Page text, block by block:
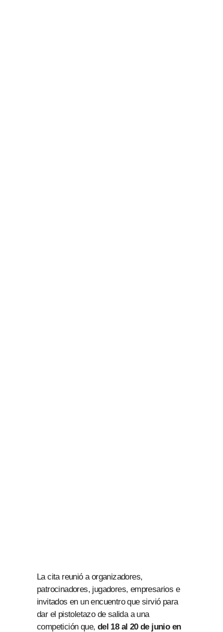
La cita reunió a organizadores,
patrocinadores, jugadores, empresarios e
invitados en un encuentro que sirvió para
dar el pistoletazo de salida a una
competición que, del 18 al 20 de junio en